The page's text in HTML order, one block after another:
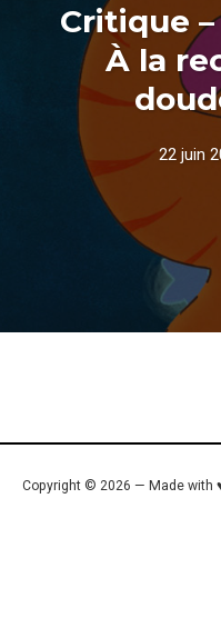
Critique
À la
22 juin
Copyright © 2026 — Made with